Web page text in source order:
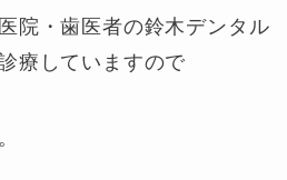
院・歯医者の鈴木デンタル
療していますので